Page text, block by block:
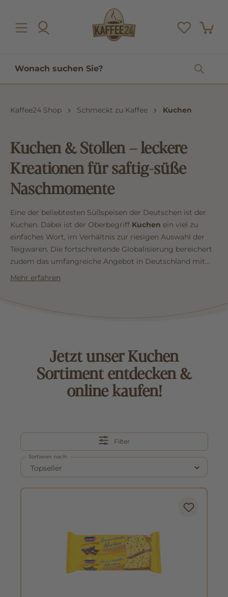
Kaffee24 Shop Schmeckt zu Kaffee Kuchen
Kuchen & Stollen – leckere
Kreationen für saftig-süße
Naschmomente
Eine der beliebtesten Süßspeisen der Deutschen ist der
Kuchen. Dabei ist der Oberbegriff Kuchen ein viel zu
einfaches Wort, im Verhältnis zur riesigen Auswahl der
Teigwaren. Die fortschreitende Globalisierung bereichert
zudem das umfangreiche Angebot in Deutschland mit
ungewöhnlichen und schmackhaften Kreationen aus aller
Mehr erfahren
Jetzt unser Kuchen
Sortiment entdecken &
online kaufen!
Filter
Sortieren nach: